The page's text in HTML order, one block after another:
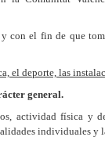
con el fin de que
el deporte, las
general.
actividad física y
individuales y